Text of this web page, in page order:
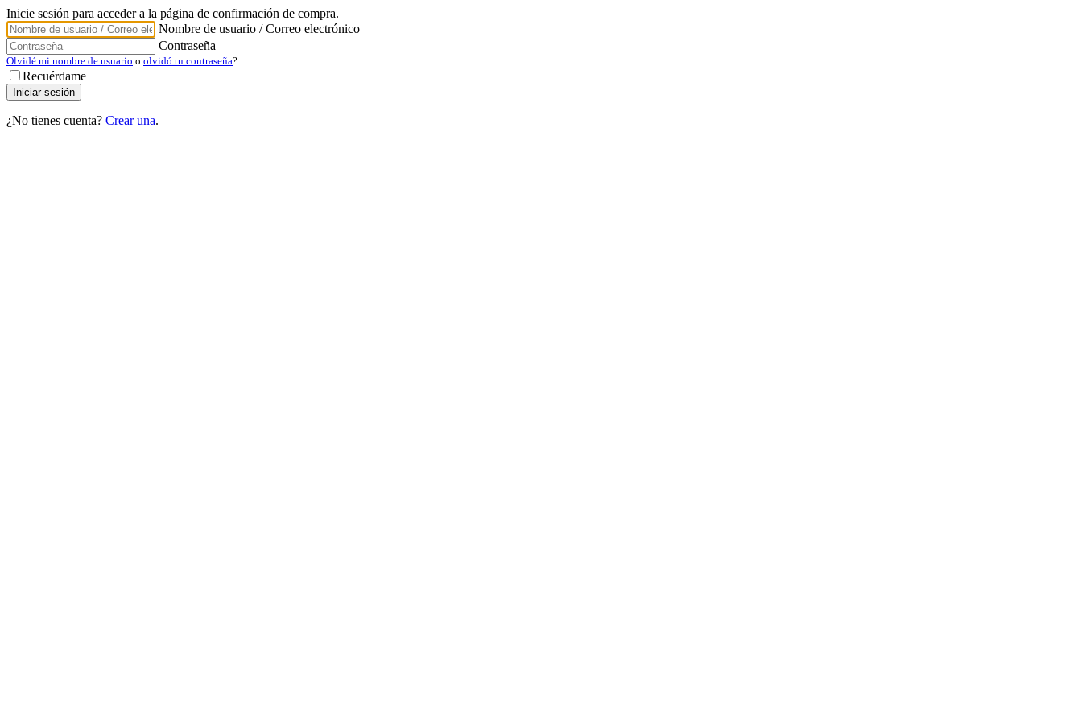
Inicie sesión para acceder a la página de confirmación de compra.
Nombre de usuario / Correo electrónico
Contraseña
Olvidé mi nombre de usuario o olvidó tu contraseña?
Recuérdame
¿No tienes cuenta? Crear una.